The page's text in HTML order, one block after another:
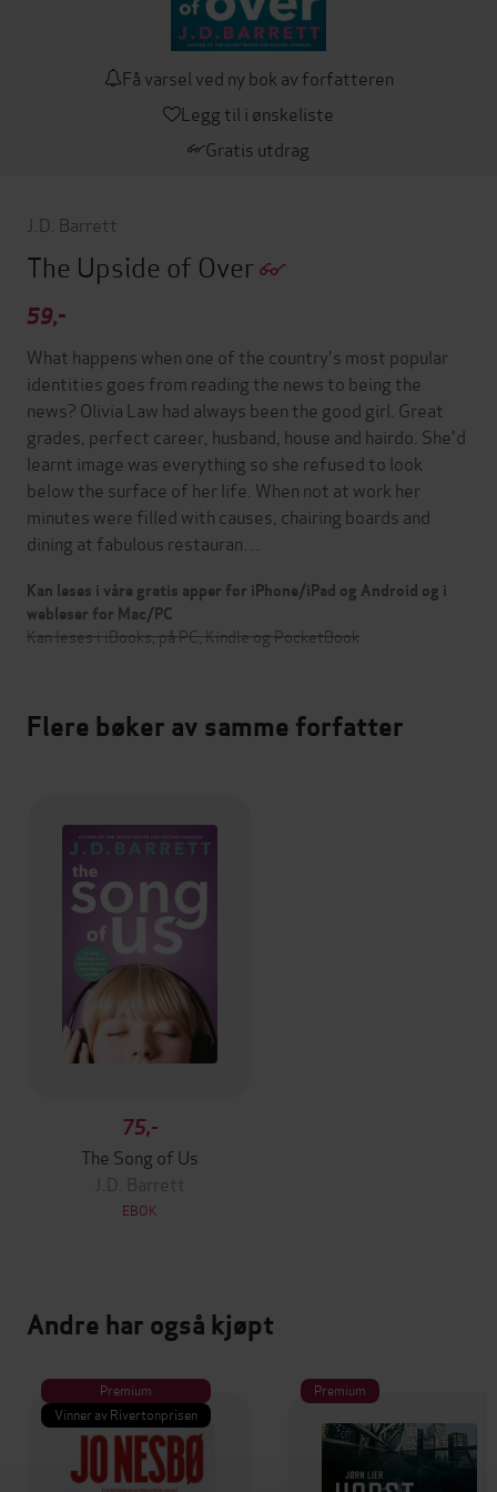
Få varsel ved ny bok av forfatteren
Legg til i ønskeliste
Gratis utdrag
J.D. Barrett
The Upside of Over
59,-
What happens when one of the country's most popular
identities goes from reading the news to being the
news? Olivia Law had always been the good girl. Great
grades, perfect career, husband, house and hairdo. She'd
learnt image was everything so she refused to look
below the surface of her life. When not at work her
minutes were filled with causes, chairing boards and
dining at fabulous restauran…
Kan leses i våre gratis apper for iPhone/iPad og Android og i
webleser for Mac/PC
Kan leses i iBooks, på PC, Kindle og PocketBook
Flere bøker av samme forfatter
75,-
The Song of Us
J.D. Barrett
EBOK
Andre har også kjøpt
Premium
Vinner av Rivertonprisen
Premium